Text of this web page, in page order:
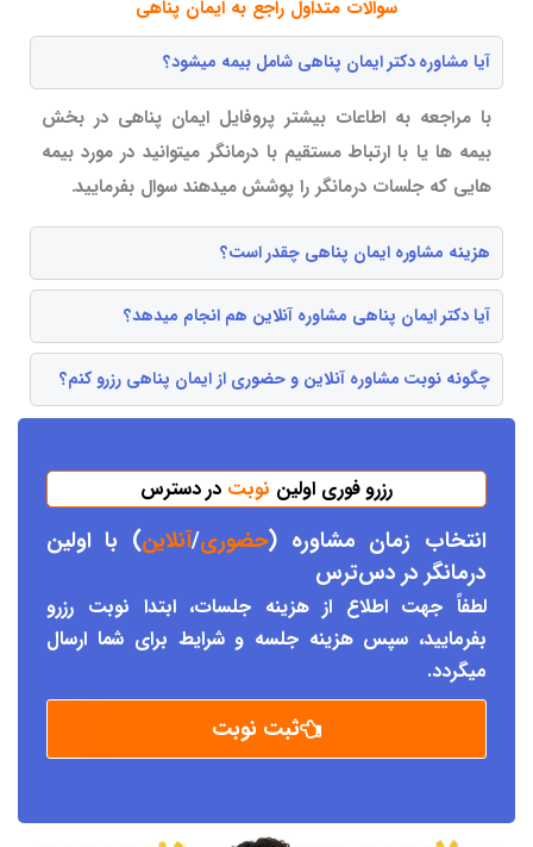
سوالات متداول راجع به ایمان پناهی
آیا مشاوره دکتر ایمان پناهی شامل بیمه میشود؟
با مراجعه به اطاعات بیشتر پروفایل ایمان پناهی در بخش
بیمه ها یا با ارتباط مستقیم با درمانگر میتوانید در مورد بیمه
هایی که جلسات درمانگر را پوشش میدهند سوال بفرمایید.
هزینه مشاوره ایمان پناهی چقدر است؟
آیا دکتر ایمان پناهی مشاوره آنلاین هم انجام میدهد؟
چگونه نوبت مشاوره آنلاین و حضوری از ایمان پناهی رزرو کنم؟
رزرو فوری اولین نوبت در دسترس
انتخاب زمان مشاوره (حضوری/آنلاین) با اولین
درمانگر در دسترس
لطفاً جهت اطلاع از هزینه جلسات، ابتدا نوبت رزرو
بفرمایید، سپس هزینه جلسه و شرایط برای شما ارسال
میگردد.
ثبت نوبت